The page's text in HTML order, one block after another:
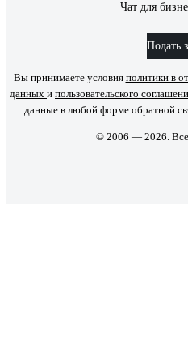
Чат для
Подать
Вы принимаете условия политики в
данных и пользовательского
данные в любой форме обратной
© 2006 — 2026.